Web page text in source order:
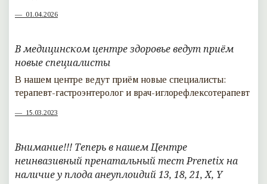
01.04.2026
В медицинском центре здоровье ведут приём
новые специалисты
В нашем центре ведут приём новые специалисты:
терапевт-гастроэнтеролог и врач-иглорефлексотерапевт
15.03.2023
Внимание!!! Теперь в нашем Центре
неинвазивный пренатальный тест Prenetix на
наличие у плода анеуплоидий 13, 18, 21, X, Y